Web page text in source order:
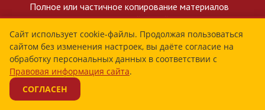
Полное или частичное копирование материалов
приветствуется со ссылкой на сайт spravedlivo.ru
Политика в отношении обработки персональных
данных
Все материалы сайта spravedlivo.ru доступны по
лицензии Creative Commons Attribution 4.0 International
Сайт использует cookie-файлы. Продолжая пользоваться
сайтом без изменения настроек, вы даёте согласие на
обработку персональных данных в соответствии с
Правовая информация сайта.
СОГЛАСЕН